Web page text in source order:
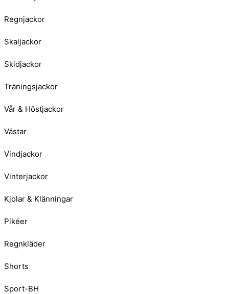
Regnjackor
Skaljackor
Skidjackor
Träningsjackor
Vår & Höstjackor
Västar
Vindjackor
Vinterjackor
Kjolar & Klänningar
Pikéer
Regnkläder
Shorts
Sport-BH